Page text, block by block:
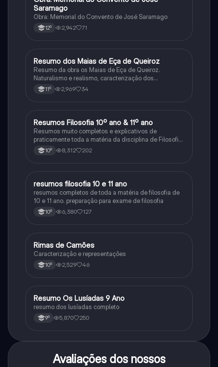
Saramago
Obra: Memorial do Convento de José Saramago
12º 2,942 71
Português
Resumo dos Maias de Eça de Queiroz
Resumo da obra os Maias de Eça de Queiroz.
Naturalismo e realismo, caracterização dos
personagens e contexto histórico.
11º 2,969 34
Filosofia
Resumos Filosofia 10º ano & 11º ano
Resumos muito completos e explicativos de
praticamente toda a matéria da disciplina de Filosofia
10º 8,312 202
Filosofia
resumos filosofia 10 e 11 ano
resumos completos de toda a matéria de filosofia de
10 e 11 ano. preparação para exame de filosofia
10º 6,380 127
Português
Rimas de Camões
Caracterização e representações
10º 2,529 46
Português
Resumo Os Lusíadas 9 Ano
resumo dos lusíadas completo
9º 5,870 250
Avaliações dos nossos